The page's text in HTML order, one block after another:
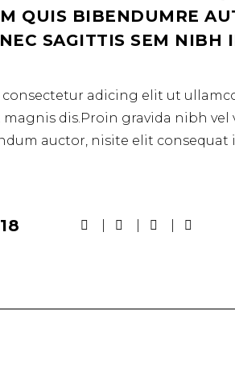
QUIS BIBENDUMRE
SAGITTIS SEM NIBH
adicing elit ut
dis.Proin gravida nibh vel
auctor, nisite elit consequat